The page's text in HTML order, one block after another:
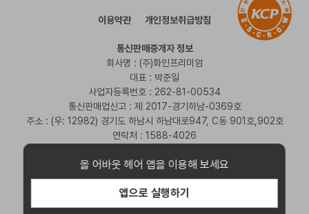
이용약관 개인정보취급방침
통신판매중개자 정보
회사명 : (주)화인프리미엄
대표 : 박준일
사업자등록번호 : 262-81-00534
통신판매업신고 : 제 2017-경기하남-0369호
주소 : (우: 12982) 경기도 하남시 하남대로947, C동 901호,902호
연락처 : 1588-4026
Copyright © All About Hair Corp. All Rights Reserved.
올 어바웃 헤어 앱을 이용해 보세요
앱으로 실행하기